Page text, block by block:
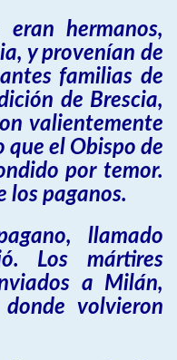
hermanos,
y provenían de
familias de
de Brescia,
valientemente
el Obispo de
por temor.
los paganos.
llamado
Los mártires
a Milán,
volvieron